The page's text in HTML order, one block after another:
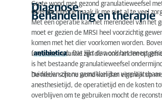
Diagnose
Grote wond met gezond granulatieweefsel
Behandeling en therapie
Over de infectie maak ik me niet al te veel
Met een operatie kan het merendeel van het
moet er gezien de MRSI heel voorzichtig
komen met het dier voorkomen worden.
(antibiotica). Dat lijkt dan ook het meest
In eerste instantie zijn de wondranden
is het bestaande granulatieweefsel
huiddelen zijn nu gemakkelijker
De nieuw schone wond kan dan eigenlijk op
anesthesietijd, de operatietijd en de kosten
overblijven om te gebruiken mocht de